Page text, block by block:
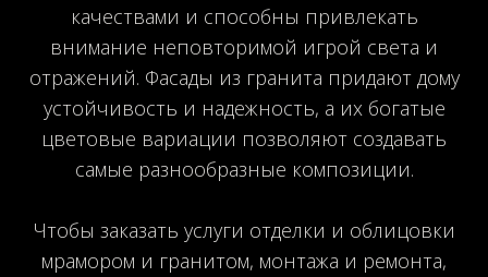
качествами и способны привлекать
внимание неповторимой игрой света и
отражений. Фасады из гранита придают дому
устойчивость и надежность, а их богатые
цветовые вариации позволяют создавать
самые разнообразные композиции.
Чтобы заказать услуги отделки и облицовки
мрамором и гранитом, монтажа и ремонта,